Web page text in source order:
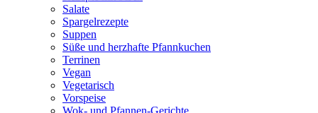
Salate
Spargelrezepte
Suppen
Süße und herzhafte Pfannkuchen
Terrinen
Vegan
Vegetarisch
Vorspeise
Wok- und Pfannen-Gerichte